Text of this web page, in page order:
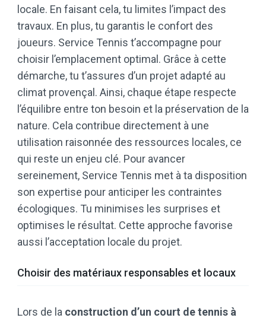
locale. En faisant cela, tu limites l’impact des
travaux. En plus, tu garantis le confort des
joueurs. Service Tennis t’accompagne pour
choisir l’emplacement optimal. Grâce à cette
démarche, tu t’assures d’un projet adapté au
climat provençal. Ainsi, chaque étape respecte
l’équilibre entre ton besoin et la préservation de la
nature. Cela contribue directement à une
utilisation raisonnée des ressources locales, ce
qui reste un enjeu clé. Pour avancer
sereinement, Service Tennis met à ta disposition
son expertise pour anticiper les contraintes
écologiques. Tu minimises les surprises et
optimises le résultat. Cette approche favorise
aussi l’acceptation locale du projet.
Choisir des matériaux responsables et locaux
Lors de la construction d’un court de tennis à